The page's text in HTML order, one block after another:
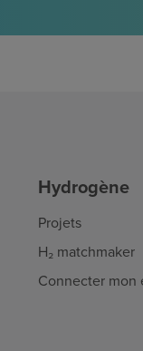
Hydrogène
Projets
H₂ matchmaker
Connecter mon